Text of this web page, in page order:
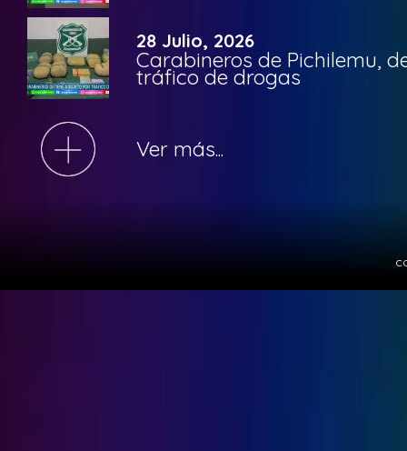
28 Julio, 2026
Carabineros de Pichilemu,
tráfico de drogas
Ver más...